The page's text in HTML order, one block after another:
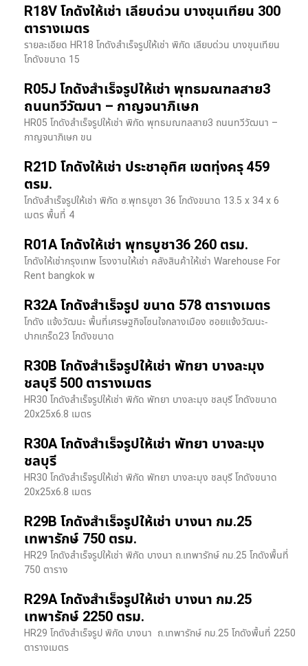
R18V โกดังให้เช่า เลียบด่วน บางขุนเทียน 300
ตารางเมตร
รายละเอียด HR18 โกดังสำเร็จรูปให้เช่า พิกัด เลียบด่วน​ บางขุนเทียน​
โกดังขนาด 15
R05J โกดังสำเร็จรูปให้เช่า พุทธมณฑลสาย3
ถนนทวีวัฒนา – กาญจนาภิเษก
HR05 โกดังสำเร็จรูปให้เช่า พิกัด พุทธมณฑลสาย3 ถนนทวีวัฒนา –
กาญจนาภิเษก ขน
R21D โกดังให้เช่า ประชาอุทิศ เขตทุ่งครุ 459
ตรม.
โกดังสำเร็จรูปให้เช่า พิกัด ซ.พุทธบูชา 36 โกดังขนาด 13.5 x 34 x 6
เมตร พื้นที่ 4
R01A โกดังให้เช่า พุทธบูชา36 260 ตรม.
โกดังให้เช่ากรุงเทพ โรงงานให้เช่า คลังสินค้าให้เช่า Warehouse For
Rent bangkok พ
R32A โกดังสำเร็จรูป ขนาด 578 ตารางเมตร
โกดัง แจ้งวัฒนะ พื้นที่เศรษฐกิจโซนใจกลางเมือง ซอยแจ้งวัฒนะ-
ปากเกร็ด23 โกดังขนาด
R30B โกดังสำเร็จรูปให้เช่า พัทยา บางละมุง
ชลบุรี 500 ตารางเมตร
HR30 โกดังสำเร็จรูปให้เช่า พิกัด พัทยา บางละมุง ชลบุรี โกดังขนาด
20x25x6.8 เมตร
R30A โกดังสำเร็จรูปให้เช่า พัทยา บางละมุง
ชลบุรี
HR30 โกดังสำเร็จรูปให้เช่า พิกัด พัทยา บางละมุง ชลบุรี โกดังขนาด
20x25x6.8 เมตร
R29B โกดังสำเร็จรูปให้เช่า บางนา กม.25
เทพารักษ์ 750 ตรม.
HR29 โกดังสำเร็จรูปให้เช่า พิกัด บางนา​ ถ.เทพารักษ์ กม.25 โกดังพื้นที่
750 ตาราง
R29A โกดังสำเร็จรูปให้เช่า บางนา กม.25
เทพารักษ์ 2250 ตรม.
HR29 โกดังสำเร็จรูป พิกัด บางนา​ ถ.เทพารักษ์ กม.25 โกดังพื้นที่ 2250
ตารางเมตร